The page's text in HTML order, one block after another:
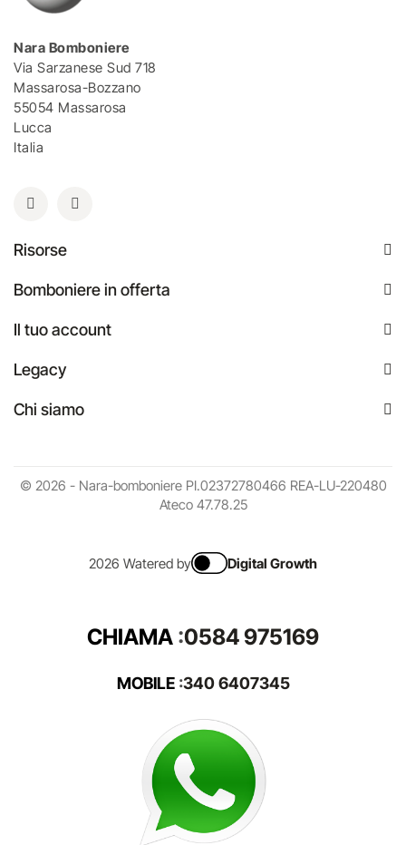
Nara Bomboniere
Via Sarzanese Sud 718
Massarosa-Bozzano
55054 Massarosa
Lucca
Italia
Risorse
Bomboniere in offerta
Il tuo account
Legacy
Chi siamo
© 2026 - Nara-bomboniere PI.02372780466 REA-LU-220480
Ateco 47.78.25
2026 Watered by Digital Growth
CHIAMA :0584 975169
MOBILE:340 6407345